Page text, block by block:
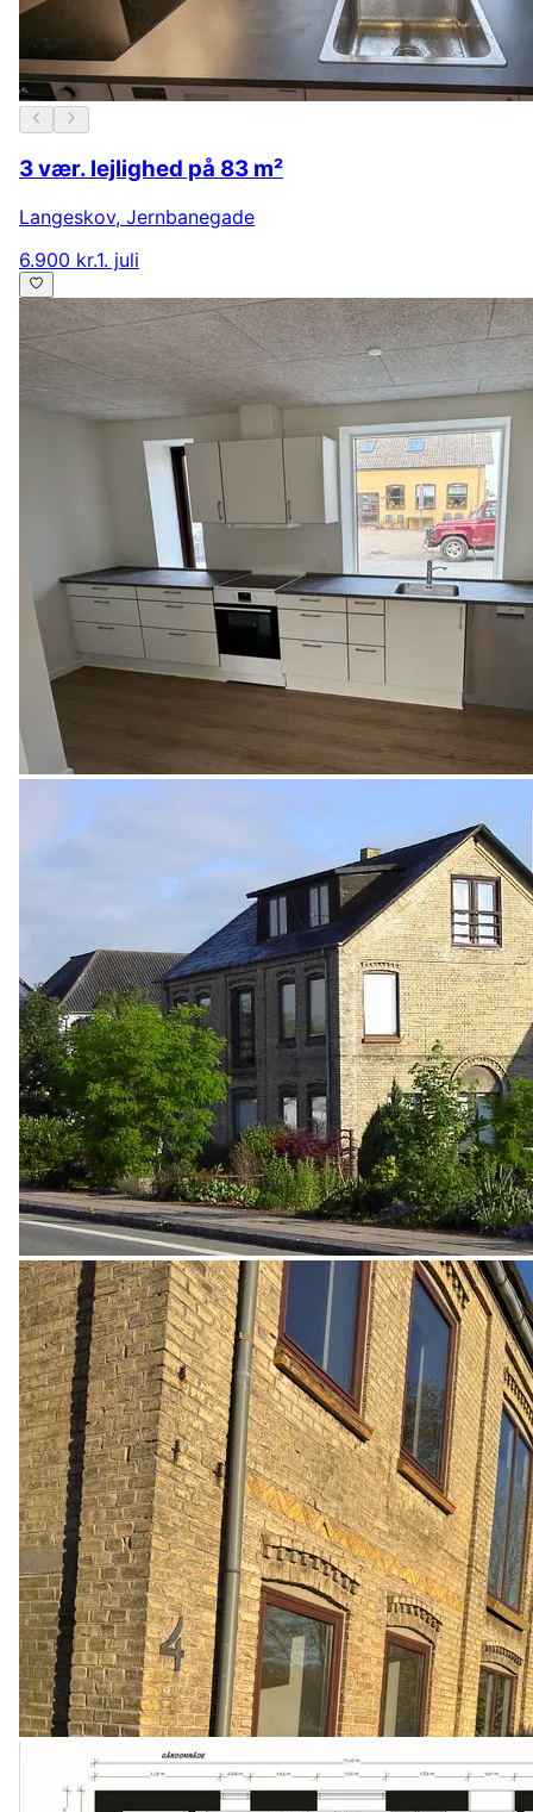
3 vær. lejlighed på 83 m²
Langeskov, Jernbanegade
6.900 kr.1. juli